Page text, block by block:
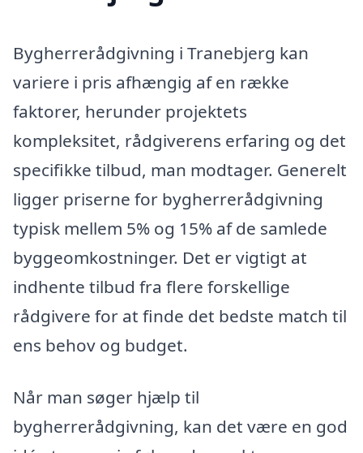
Bygherrerådgivning i Tranebjerg kan
variere i pris afhængig af en række
faktorer, herunder projektets
kompleksitet, rådgiverens erfaring og det
specifikke tilbud, man modtager. Generelt
ligger priserne for bygherrerådgivning
typisk mellem 5% og 15% af de samlede
byggeomkostninger. Det er vigtigt at
indhente tilbud fra flere forskellige
rådgivere for at finde det bedste match til
ens behov og budget.
Når man søger hjælp til
bygherrerådgivning, kan det være en god